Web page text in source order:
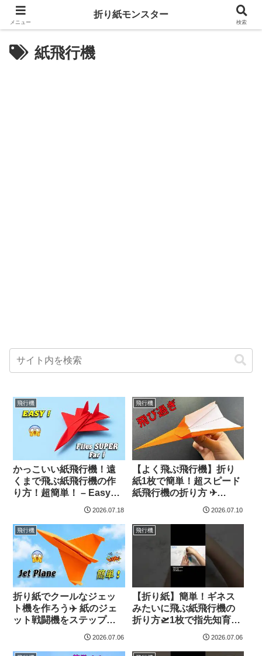
紙飛行機
飛行機
かっこいい紙飛行機！遠
くまで飛ぶ紙飛行機の作
り方！超簡単！ – Easy
2026.07.18
飛行機
【よく飛ぶ飛行機】折り
紙1枚で簡単！超スピード
紙飛行機の折り方 ✈
Origami Airplane | Step
by Step | 纸飞机 | 비행기 |
決定版・保存版・乗り
物 ひこうき – Yuri
2026.07.10
飛行機
折り紙でクールなジェッ
ト機を作ろう✈️ 紙のジェ
ット戦闘機をステップバ
イステップで作る – 遠く
まで飛ぶよ – Easy
2026.07.06
飛行機
【折り紙】簡単！ギネス
みたいに飛ぶ紙飛行機の
折り方🛫1枚で指先知育
How to make a Paper
Airplane | Origami plane |
2026.07.06
メニュー
折り紙モンスター
検索